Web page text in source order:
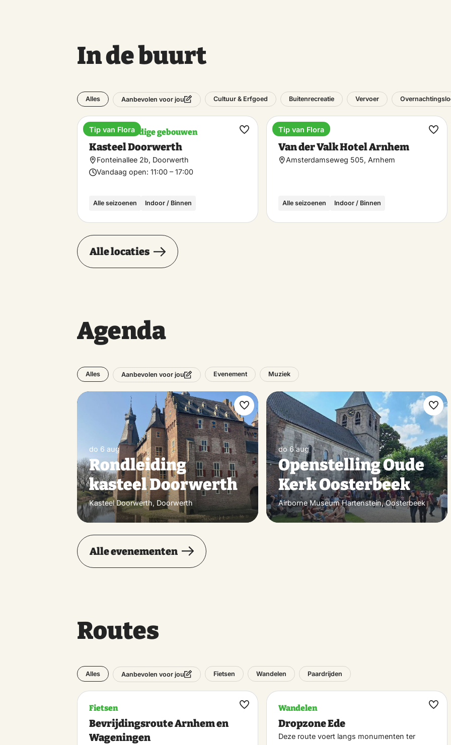
In de buurt
Alles Aanbevolen voor jou Cultuur & Erfgoed Buitenrecreatie Vervoer
Bezienswaardige gebouwen
Kasteel Doorwerth
Fonteinallee 2b, Doorwerth
Vandaag open: 11:00 – 17:00
Alle seizoenen Indoor / Binnen
Tip van Flora
Maak
Hotel
Van der Valk Hotel Arnhem
Amsterdamseweg 505, Arnhem
Alle seizoenen Indoor / Binnen
Tip van Flora
Maak
Alle locaties
Agenda
Alles Aanbevolen voor jou Evenement Muziek
do 6 aug
Rondleiding
kasteel Doorwerth
Kasteel Doorwerth, Doorwerth
Maak
favoriet
do 6 aug
Openstelling Oude
Kerk Oosterbeek
Airborne Museum Hartenstein, Oosterbeek
Maak
Alle evenementen
Routes
Alles Aanbevolen voor jou Fietsen Wandelen Paardrijden
Fietsen
Bevrijdingsroute Arnhem en
Wageningen
Maak
Wandelen
Dropzone Ede
Deze route voert langs monumenten ter
Maak